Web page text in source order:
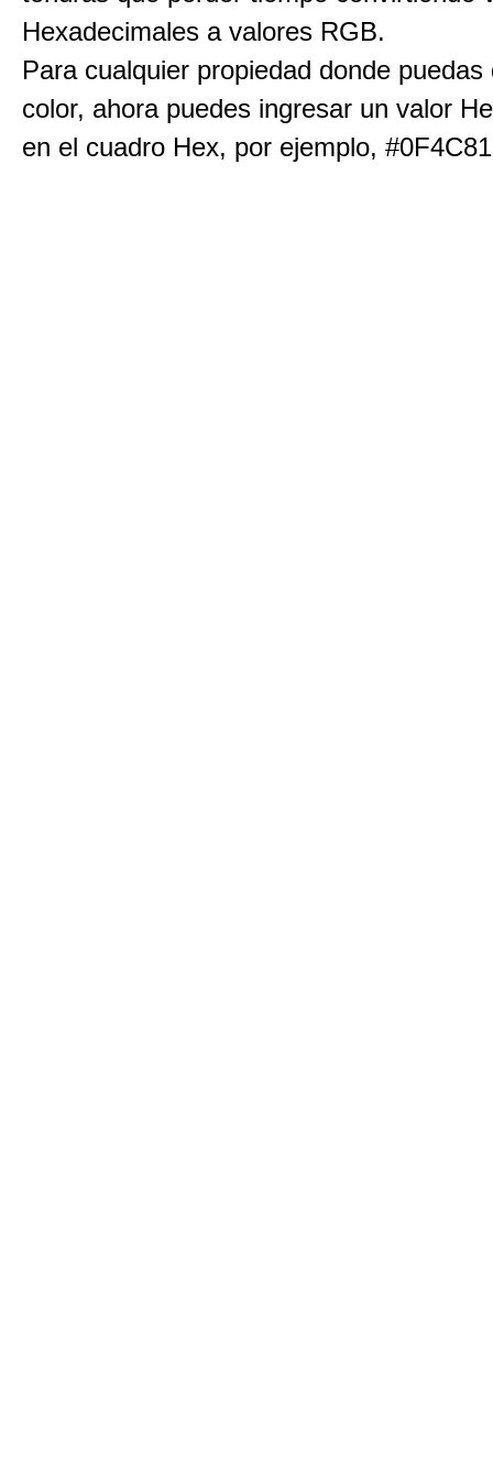
Hexadecimales a valores RGB.
Para cualquier propiedad donde puedas
color, ahora puedes ingresar un valor
en el cuadro Hex, por ejemplo,